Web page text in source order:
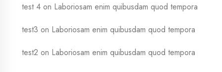
test 4 on Laboriosam enim quibusdam quod tempora
test3 on Laboriosam enim quibusdam quod tempora
test2 on Laboriosam enim quibusdam quod tempora